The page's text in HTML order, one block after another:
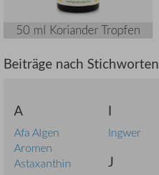
50 ml Koriander Tropfen
Beiträge nach Stichworten
A
Afa Algen
Aromen
Astaxanthin
I
Ingwer
J